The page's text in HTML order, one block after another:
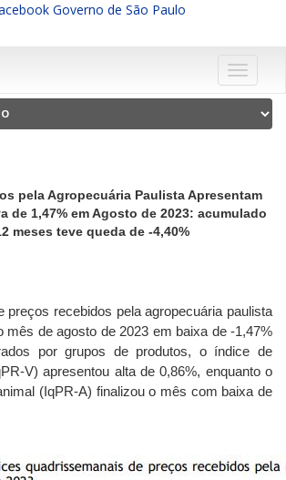
Menu
pela Agropecuária Paulista Apresentam
de 1,47% em Agosto de 2023: acumulado
meses teve queda de -4,40%
preços recebidos pela agropecuária paulista
mês de agosto de 2023 em baixa de -1,47%
por grupos de produtos, o índice de
V) apresentou alta de 0,86%, enquanto o
(IqPR-A) finalizou o mês com baixa de